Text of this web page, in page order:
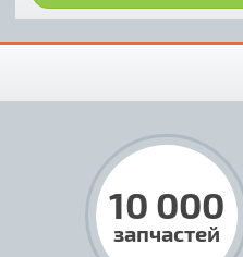
10 000
запчастей